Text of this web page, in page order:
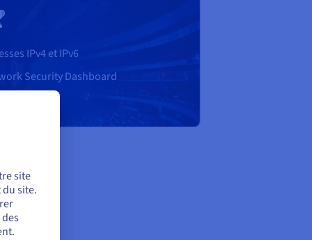
IPv4 et IPv6
Security Dashboard
site
site.